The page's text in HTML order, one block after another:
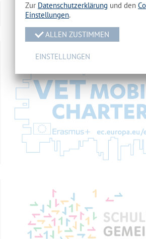
Zur Datenschutzerklärung und den
Einstellungen.
ALLEN ZUSTIMMEN
EINSTELLUNGEN